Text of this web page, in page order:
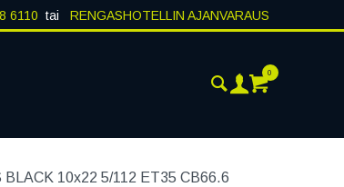
6110 tai RENGASHOTELLIN AJANVARAUS
0
10x22 5/112 ET35 CB66.6